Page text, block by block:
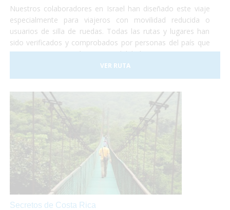
Nuestros colaboradores en Israel han diseñado este viaje
especialmente para viajeros con movilidad reducida o
usuarios de silla de ruedas. Todas las rutas y lugares han
sido verificados y comprobados por personas del país que
nos garantizan su máxima accesibilidad!
VER RUTA
Secretos de Costa Rica